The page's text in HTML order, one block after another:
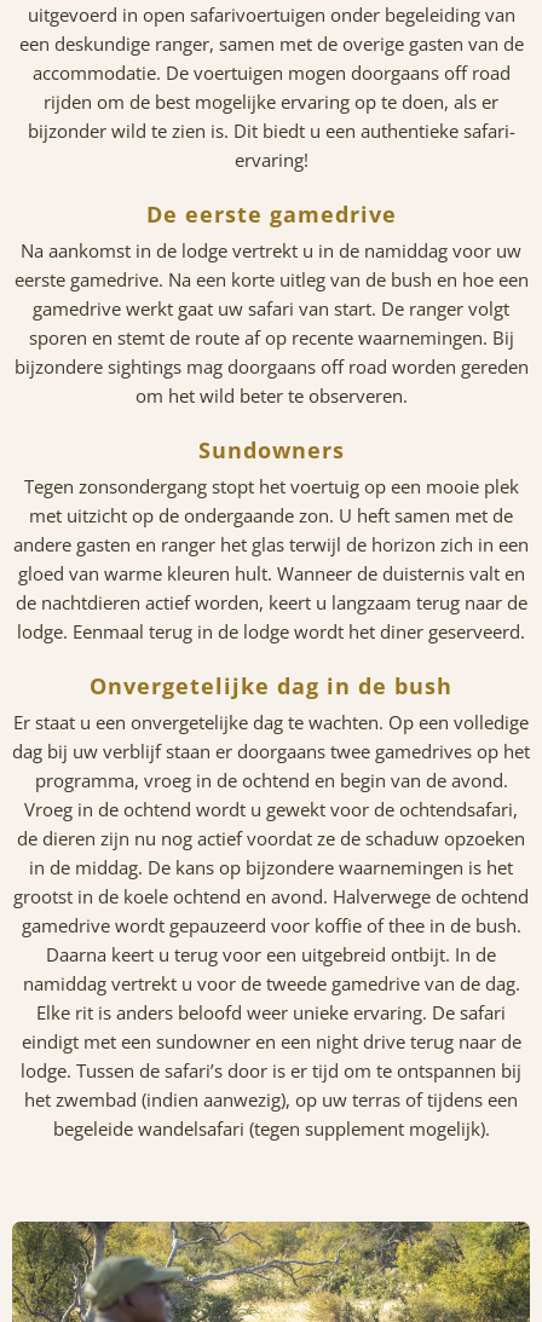
uitgevoerd in open safarivoertuigen onder begeleiding van
een deskundige ranger, samen met de overige gasten van de
accommodatie. De voertuigen mogen doorgaans off road
rijden om de best mogelijke ervaring op te doen, als er
bijzonder wild te zien is. Dit biedt u een authentieke safari-
ervaring!
De eerste gamedrive
Na aankomst in de lodge vertrekt u in de namiddag voor uw
eerste gamedrive. Na een korte uitleg van de bush en hoe een
gamedrive werkt gaat uw safari van start. De ranger volgt
sporen en stemt de route af op recente waarnemingen. Bij
bijzondere sightings mag doorgaans off road worden gereden
om het wild beter te observeren.
Sundowners
Tegen zonsondergang stopt het voertuig op een mooie plek
met uitzicht op de ondergaande zon. U heft samen met de
andere gasten en ranger het glas terwijl de horizon zich in een
gloed van warme kleuren hult. Wanneer de duisternis valt en
de nachtdieren actief worden, keert u langzaam terug naar de
lodge. Eenmaal terug in de lodge wordt het diner geserveerd.
Onvergetelijke dag in de bush
Er staat u een onvergetelijke dag te wachten. Op een volledige
dag bij uw verblijf staan er doorgaans twee gamedrives op het
programma, vroeg in de ochtend en begin van de avond.
Vroeg in de ochtend wordt u gewekt voor de ochtendsafari,
de dieren zijn nu nog actief voordat ze de schaduw opzoeken
in de middag. De kans op bijzondere waarnemingen is het
grootst in de koele ochtend en avond. Halverwege de ochtend
gamedrive wordt gepauzeerd voor koffie of thee in de bush.
Daarna keert u terug voor een uitgebreid ontbijt. In de
namiddag vertrekt u voor de tweede gamedrive van de dag.
Elke rit is anders beloofd weer unieke ervaring. De safari
eindigt met een sundowner en een night drive terug naar de
lodge. Tussen de safari’s door is er tijd om te ontspannen bij
het zwembad (indien aanwezig), op uw terras of tijdens een
begeleide wandelsafari (tegen supplement mogelijk).